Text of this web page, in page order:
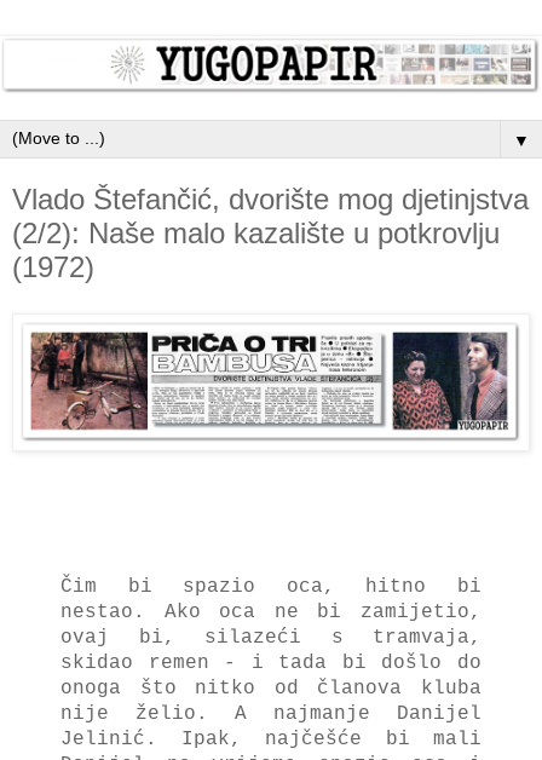
▼
Vlado Štefančić, dvorište mog djetinjstva
(2/2): Naše malo kazalište u potkrovlju
(1972)
Čim bi spazio oca, hitno bi
nestao. Ako oca ne bi zamijetio,
ovaj bi, silazeći s tramvaja,
skidao remen - i tada bi došlo do
onoga što nitko od članova kluba
nije želio. A najmanje Danijel
Jelinić. Ipak, najčešće bi mali